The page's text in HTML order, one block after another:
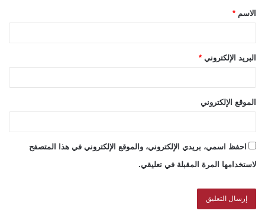
الاسم *
البريد الإلكتروني *
الموقع الإلكتروني
احفظ اسمي، بريدي الإلكتروني، والموقع الإلكتروني في هذا المتصفح
لاستخدامها المرة المقبلة في تعليقي.